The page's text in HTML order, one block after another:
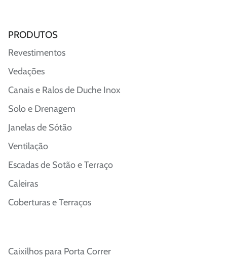
PRODUTOS
Revestimentos
Vedações
Canais e Ralos de Duche Inox
Solo e Drenagem
Janelas de Sótão
Ventilação
Escadas de Sotão e Terraço
Caleiras
Coberturas e Terraços
Caixilhos para Porta Correr